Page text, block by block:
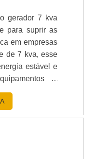
gerador 7 kva
para suprir as
em empresas
de 7 kva, esse
estável e
e
da Click
necessitam
indústrias,
avançada
e eficiente,
causados por